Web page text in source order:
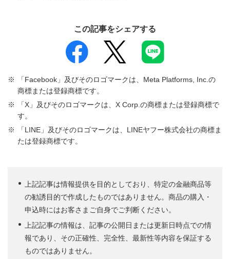
この記事をシェアする
「Facebook」及びそのロゴマークは、Meta Platforms, Inc.の
商標または登録商標です。
「X」及びそのロゴマークは、X Corp.の商標または登録商標で
す。
「LINE」及びそのロゴマークは、LINEヤフー株式会社の商標ま
たは登録商標です。
上記記事は情報提供を目的としており、特定の金融商品等
の勧誘目的で作成したものではありません。商品の購入・
申込時にはお客さまご自身でご判断ください。
上記記事の情報は、記事の公開日または更新日時点での情
報であり、その正確性、完全性、最新性等内容を保証する
ものではありません。